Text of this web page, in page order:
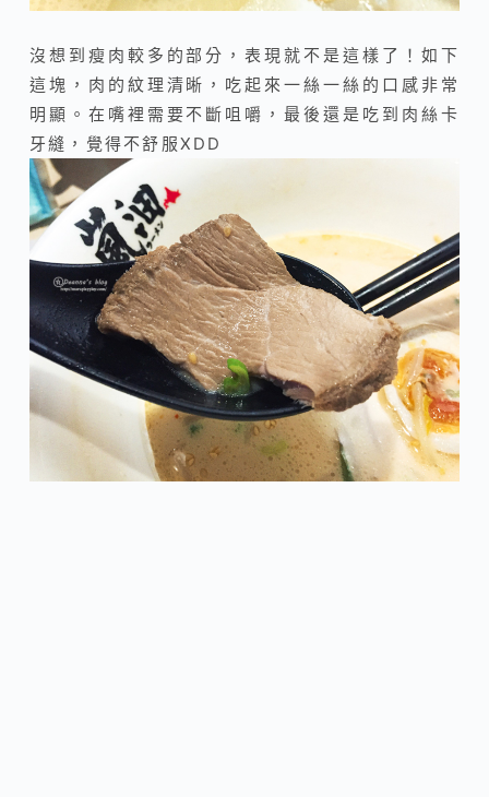
沒想到瘦肉較多的部分，表現就不是這樣了！如下
這塊，肉的紋理清晰，吃起來一絲一絲的口感非常
明顯。在嘴裡需要不斷咀嚼，最後還是吃到肉絲卡
牙縫，覺得不舒服XDD